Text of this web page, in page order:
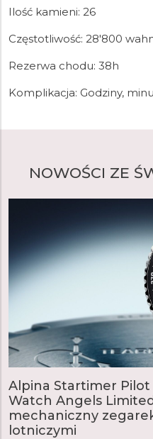
Ilość kamieni: 26
Częstotliwość: 28'800
Rezerwa chodu: 38h
Komplikacja: Godziny,
NOWOŚCI ZE
Alpina Startimer
Watch Angels
mechaniczny
lotniczymi